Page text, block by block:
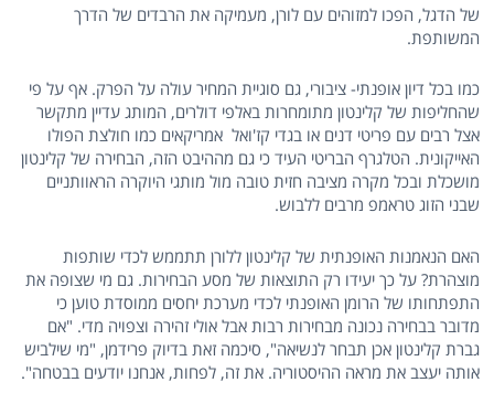
של הדגל, הפכו למזוהים עם לורן, מעמיקה את הרבדים של הדרך
המשותפת.
כמו בכל דיון אופנתי- ציבורי, גם סוגיית המחיר עולה על הפרק. אף על פי
שהחליפות של קלינטון מתומחרות באלפי דולרים, המותג עדיין מתקשר
אצל רבים עם פריטי דנים או בגדי קז'ואל אמריקאים כמו חולצת הפולו
האייקונית. הטלגרף הבריטי העיד כי גם מההיבט הזה, הבחירה של קלינטון
מושכלת ובכל מקרה מציבה חזית טובה מול מותגי היוקרה הראוותניים
שבני הזוג טראמפ מרבים ללבוש.
האם הנאמנות האופנתית של קלינטון ללורן תתממש לכדי שותפות
מוצהרת? על כך יעידו רק התוצאות של מסע הבחירות. גם מי שצופה את
התפתחותו של הרומן האופנתי לכדי מערכת יחסים ממוסדת טוען כי
מדובר בבחירה נכונה מבחירות רבות אבל אולי זהירה וצפויה מדי. "אם
גברת קלינטון אכן תבחר לנשיאה", סיכמה זאת בדיוק פרידמן, "מי שילביש
אותה יעצב את מראה ההיסטוריה. את זה, לפחות, אנחנו יודעים בבטחה".